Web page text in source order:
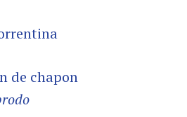
de chapon